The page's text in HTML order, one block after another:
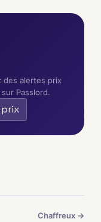
des alertes prix
Passlord.
Chaffreux →